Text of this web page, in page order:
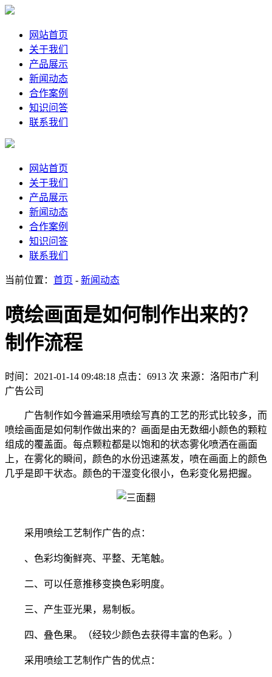
网站首页
关于我们
产品展示
新闻动态
合作案例
知识问答
联系我们
网站首页
关于我们
产品展示
新闻动态
合作案例
知识问答
联系我们
当前位置： 首页 - 新闻动态
喷绘画面是如何制作出来的？
制作流程
时间：2021-01-14 09:48:18 点击：6913 次 来源：洛阳市广利
广告公司
广告制作如今普遍采用喷绘写真的工艺的形式比较多，而
喷绘画面是如何制作做出来的？画面是由无数细小颜色的颗粒
组成的覆盖面。每点颗粒都是以饱和的状态雾化喷洒在画面
上，在雾化的瞬间，颜色的水份迅速蒸发，喷在画面上的颜色
几乎是即干状态。颜色的干湿变化很小，色彩变化易把握。
采用喷绘工艺制作广告的点：
、色彩均衡鲜亮、平整、无笔触。
二、可以任意推移变换色彩明度。
三、产生亚光果，易制板。
四、叠色果。（经较少颜色去获得丰富的色彩。）
采用喷绘工艺制作广告的优点：